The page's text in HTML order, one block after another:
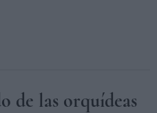
de las orquídeas